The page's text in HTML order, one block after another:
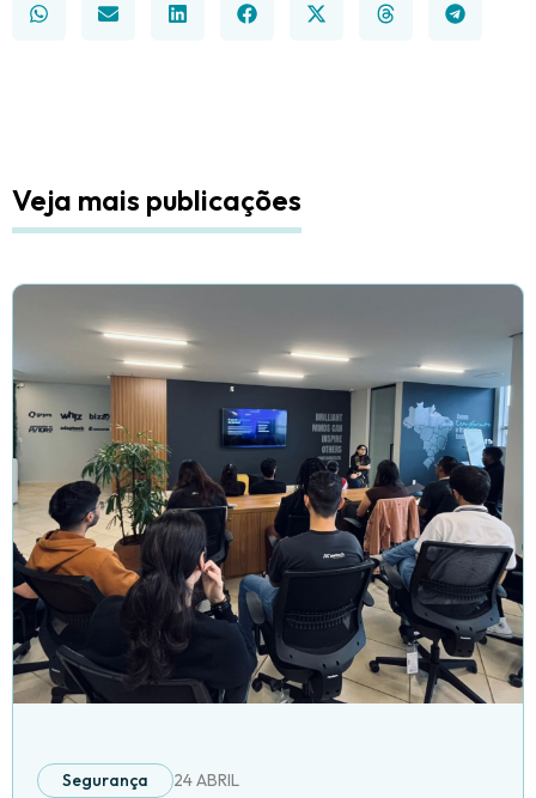
Veja mais publicações
Segurança 24 ABRIL